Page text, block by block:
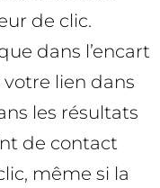
de clic.
dans l’encart
lien dans
les résultats
de contact
même si la